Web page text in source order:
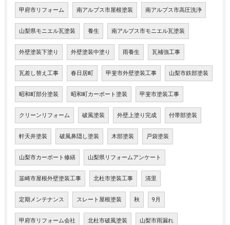
甲府市リフォーム 南アルプス市屋根塗装 南アルプス市高圧洗浄
山梨県モニエル瓦塗装 養生 南アルプス市モニエル瓦塗装
外壁塗装下塗り 外壁塗装中塗り 雨養生 瓦補強工事
瓦差し替え工事 春日居町 甲斐市外壁塗装工事 山梨市鉄部塗装
昭和町部分塗装 昭和町カーポート塗装 甲斐市塗装工事
クリーンリフォーム 破風塗装 外壁上塗り完成 付帯部塗装
軒天井塗装 破風鼻隠し塗装 木部塗装 戸袋塗装
山梨市カーポート修繕 山梨県リフォームアンケート
韮崎市屋根外壁塗装工事 北杜市塗装工事 清里
定期メンテナンス スレート屋根塗装 秋 9月
甲府市リフォーム会社 北杜市破風塗装 山梨市雨漏れ